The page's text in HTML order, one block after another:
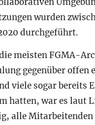
wurden
durchgeführt.
meisten FGMA-
gegenüber offen
viele sogar bereits
hatten, war es laut
alle Mitarbeitenden